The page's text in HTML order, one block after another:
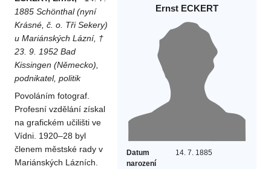
Ernst ECKERT
Datum
narození
14. 7. 1885
1885 Schönthal (nyní
Krásné, č. o. Tři Sekery)
u Mariánských Lázní, †
23. 9. 1952 Bad
Kissingen (Německo),
podnikatel, politik
Povoláním fotograf.
Profesní vzdělání získal
na grafickém učilišti ve
Vídni. 1920–28 byl
členem městské rady v
Mariánských Lázních.